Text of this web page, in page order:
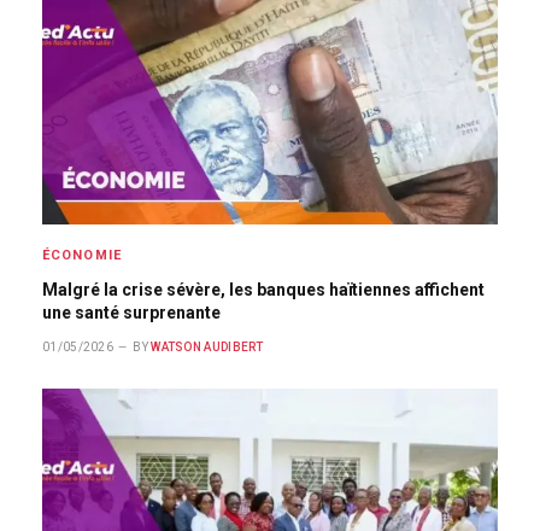
ÉCONOMIE
Malgré la crise sévère, les banques haïtiennes affichent
une santé surprenante
01/05/2026 BY WATSON AUDIBERT